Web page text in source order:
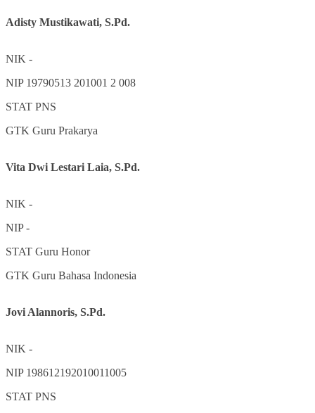
Adisty Mustikawati, S.Pd.
NIK -
NIP 19790513 201001 2 008
STAT PNS
GTK Guru Prakarya
Vita Dwi Lestari Laia, S.Pd.
NIK -
NIP-
STAT Guru Honor
GTK Guru Bahasa Indonesia
Jovi Alannoris, S.Pd.
NIK -
NIP 198612192010011005
STAT PNS